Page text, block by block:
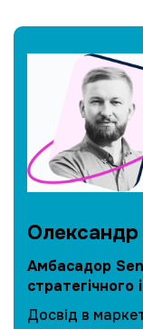
Олександр
Амбасадор
Досвід в